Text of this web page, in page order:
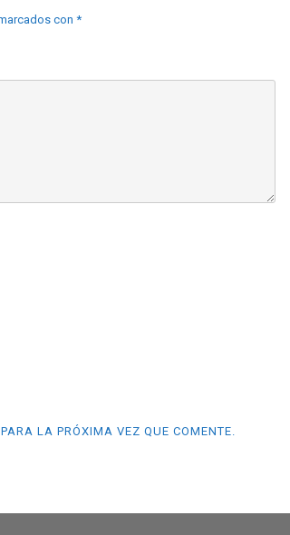
con*
LA PRÓXIMA VEZ QUE COMENTE.